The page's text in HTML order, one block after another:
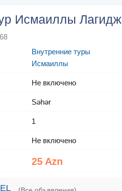
Исмаиллы Лагидж
Внутренние туры
Исмаиллы
Не включено
Səhər
1
Не включено
25 Azn